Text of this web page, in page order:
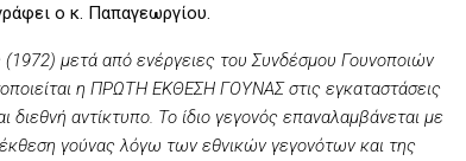
ο κ. Παπαγεωργίου.
(1972) μετά από ενέργειες του Συνδέσμου Γουνοποιών
η ΠΡΩΤΗ ΕΚΘΕΣΗ ΓΟΥΝΑΣ στις εγκαταστάσεις
αντίκτυπο. Το ίδιο γεγονός επαναλαμβάνεται με
γούνας λόγω των εθνικών γεγονότων και της